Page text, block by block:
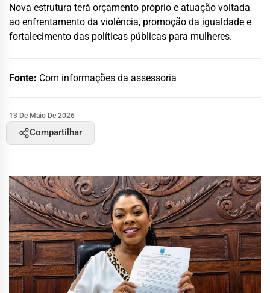
Nova estrutura terá orçamento próprio e atuação voltada
ao enfrentamento da violência, promoção da igualdade e
fortalecimento das políticas públicas para mulheres.
Fonte: Com informações da assessoria
13 De Maio De 2026
Compartilhar